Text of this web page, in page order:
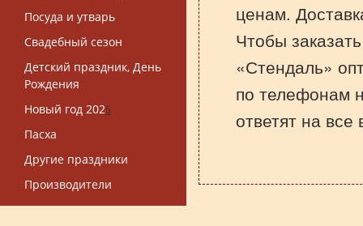
Посуда и утварь
Свадебный сезон
Детский праздник, День
Рождения
Новый год 2025
Пасха
Другие праздники
Производители
ценам.
Чтобы
«Стендаль»
по телефонам
ответят на все